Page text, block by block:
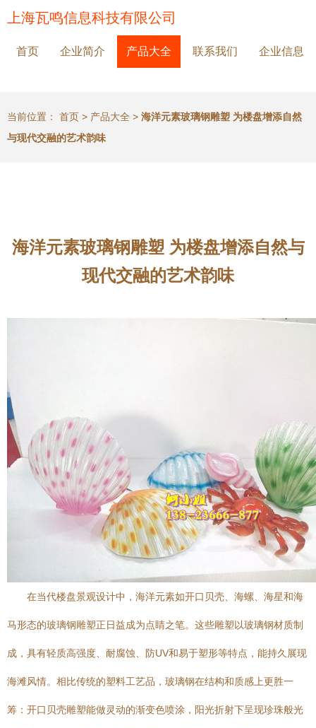
上海瓦鸣信息科技有限公司
首页 企业简介 产品大全 联系我们 企业信息
当前位置： 首页 > 产品大全 > 海洋元素玻璃钢雕塑 为楼盘增添自然
与现代交融的艺术韵味
海洋元素玻璃钢雕塑 为楼盘增添自然与
现代交融的艺术韵味
在当代楼盘景观设计中，海洋元素如开口贝壳、海螺、海星和海
马形态的玻璃钢雕塑正日益成为点睛之笔。这些雕塑以玻璃钢材质制
成，具有轻质高强度、耐腐蚀、防UV和易于塑形等特点，能持久展现
海滩风情。相比传统的塑料工艺品，玻璃钢在结构和质感上更胜一
筹：开口贝壳雕塑能做灵动的渐变色喷涂，阳光折射下呈现珍珠般光